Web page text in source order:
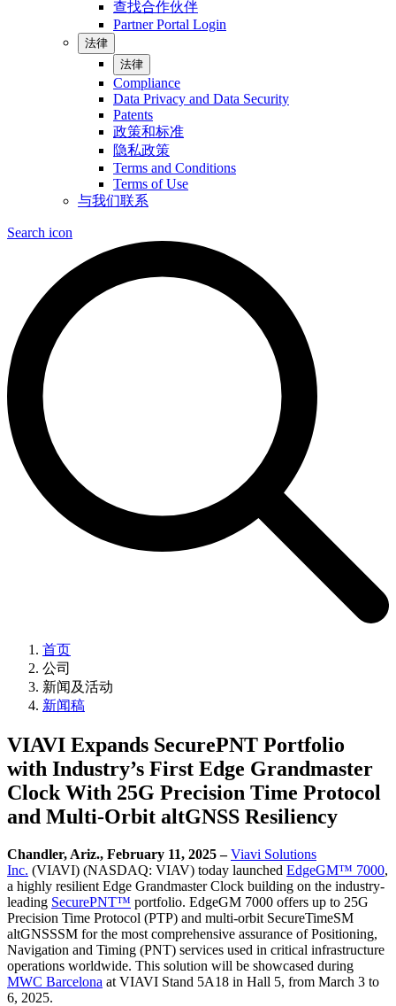
查找合作伙伴
Partner Portal Login
法律
法律
Compliance
Data Privacy and Data Security
Patents
政策和标准
隐私政策
Terms and Conditions
Terms of Use
与我们联系
Search icon
首页
公司
新闻及活动
新闻稿
VIAVI Expands SecurePNT Portfolio
with Industry’s First Edge Grandmaster
Clock With 25G Precision Time Protocol
and Multi-Orbit altGNSS Resiliency
Chandler, Ariz., February 11, 2025 –Viavi Solutions
Inc. (VIAVI) (NASDAQ: VIAV) today launched EdgeGM™ 7000,
a highly resilient Edge Grandmaster Clock building on the industry-
leading SecurePNT™ portfolio. EdgeGM 7000 offers up to 25G
Precision Time Protocol (PTP) and multi-orbit SecureTimeSM
altGNSSSM for the most comprehensive assurance of Positioning,
Navigation and Timing (PNT) services used in critical infrastructure
operations worldwide. This solution will be showcased during
MWC Barcelona at VIAVI Stand 5A18 in Hall 5, from March 3 to
6, 2025.